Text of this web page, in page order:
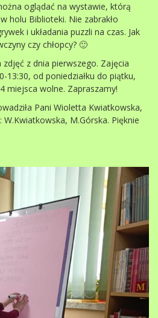
oglądać na wystawie, którą
holu Biblioteki. Nie zabrakło
i układania puzzli na czas. Jak
czy chłopcy? 🙂
z dnia pierwszego. Zajęcia
13:30, od poniedziałku do piątku,
miejsca wolne. Zapraszamy!
Pani Wioletta Kwiatkowska,
M.Górska. Pięknie